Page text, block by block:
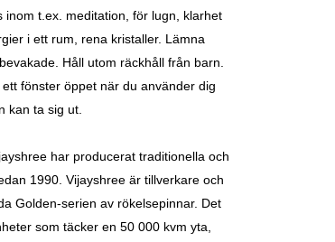
inom t.ex. meditation, för lugn, klarhet
i ett rum, rena kristaller. Lämna
Håll utom räckhåll från barn.
fönster öppet när du använder dig
kan ta sig ut.
har producerat traditionella och
1990. Vijayshreeär tillverkare och
Golden-serien av rökelsepinnar. Det
som täcker en 50 000 kvm yta,